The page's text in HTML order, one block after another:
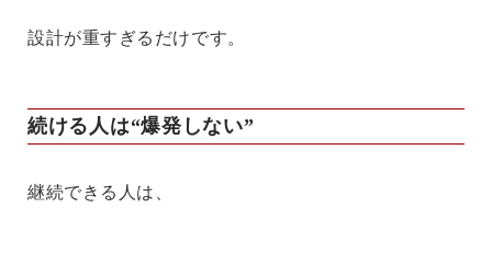
設計が重すぎるだけです。
続ける人は“爆発しない”
継続できる人は、